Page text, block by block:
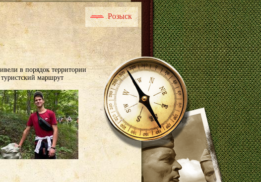
Розыск
в порядок территории
маршрут